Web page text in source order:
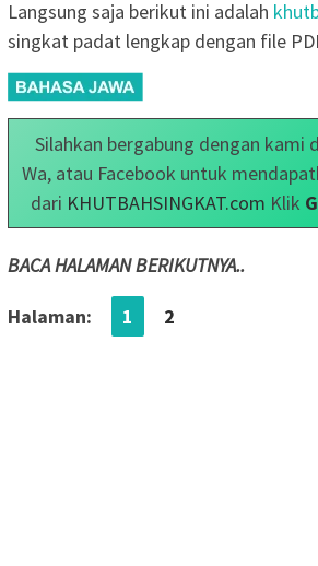
Langsung saja berikut ini adalah
singkat padat lengkap dengan file
Silahkan bergabung dengan kami
Wa, atau Facebook untuk
dari KHUTBAHSINGKAT.com Klik
BACA HALAMAN BERIKUTNYA..
Halaman: 1 2